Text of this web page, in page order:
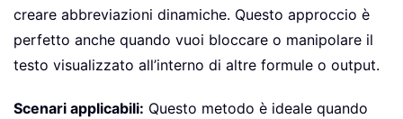
creare abbreviazioni dinamiche. Questo approccio è
perfetto anche quando vuoi bloccare o manipolare il
testo visualizzato all’interno di altre formule o output.
Scenari applicabili: Questo metodo è ideale quando